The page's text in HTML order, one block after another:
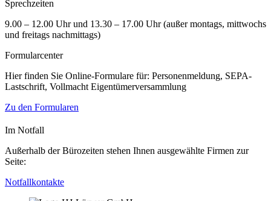
Sprechzeiten
9.00 – 12.00 Uhr und 13.30 – 17.00 Uhr (außer montags, mittwochs
und freitags nachmittags)
Formularcenter
Hier finden Sie Online-Formulare für: Personenmeldung, SEPA-
Lastschrift, Vollmacht Eigentümerversammlung
Zu den Formularen
Im Notfall
Außerhalb der Bürozeiten stehen Ihnen ausgewählte Firmen zur
Seite:
Notfallkontakte